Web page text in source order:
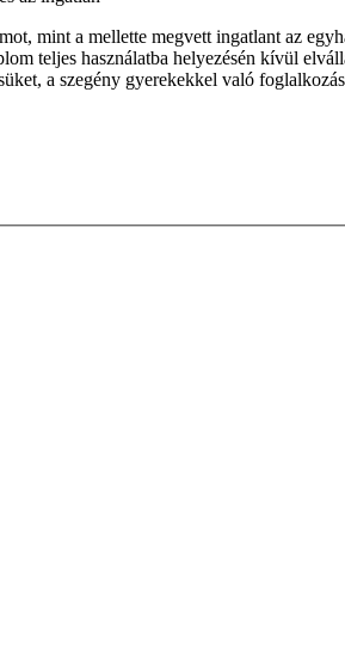
mint a mellette megvett ingatlant az
teljes használatba helyezésén kívül
a szegény gyerekekkel való